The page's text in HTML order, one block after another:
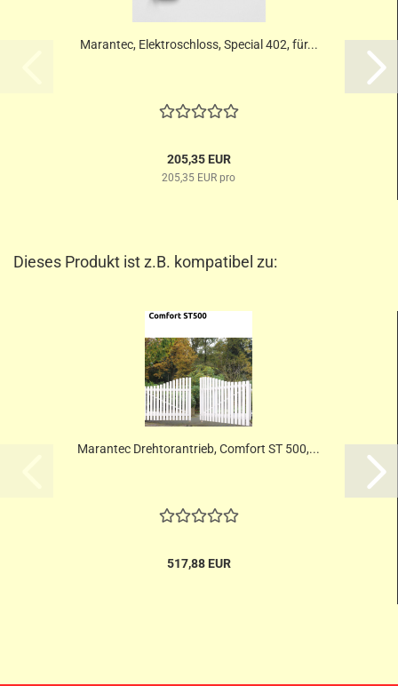
Marantec, Elektroschloss, Special 402, für...
205,35 EUR
205,35 EUR pro
Dieses Produkt ist z.B. kompatibel zu:
Marantec Drehtorantrieb, Comfort ST 500,...
517,88 EUR